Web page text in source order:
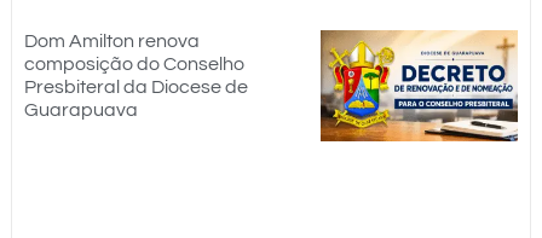
Dom Amilton renova
composição do Conselho
Presbiteral da Diocese de
Guarapuava